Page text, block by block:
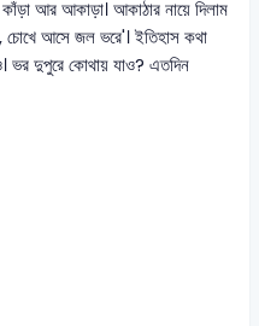
কাঁড়া আর আকাড়া। আকাঠার নায়ে দিলাম
চোখে আসে জল ভরে'। ইতিহাস কথা
ভর দুপুরে কোথায় যাও? এতদিন